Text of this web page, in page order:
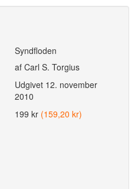
Syndfloden
af Carl S. Torgius
Udgivet 12. november
2010
199 kr (159,20 kr)